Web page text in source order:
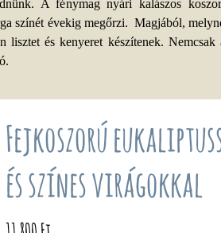
A fénymag nyári kalászos
színét évekig megőrzi. Magjából,
lisztet és kenyeret készítenek.
Fejkoszorú
és színes virágokkal